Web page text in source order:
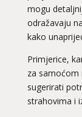
mogu
odražavaju
kako
Primjerice,
za samoćom
sugerirati
strahovima i